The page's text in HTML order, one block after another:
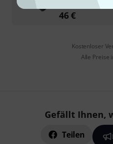
Sofort lieferbar
46€
Kostenloser
Alle Preise
Gefällt Ihnen,
Teilen